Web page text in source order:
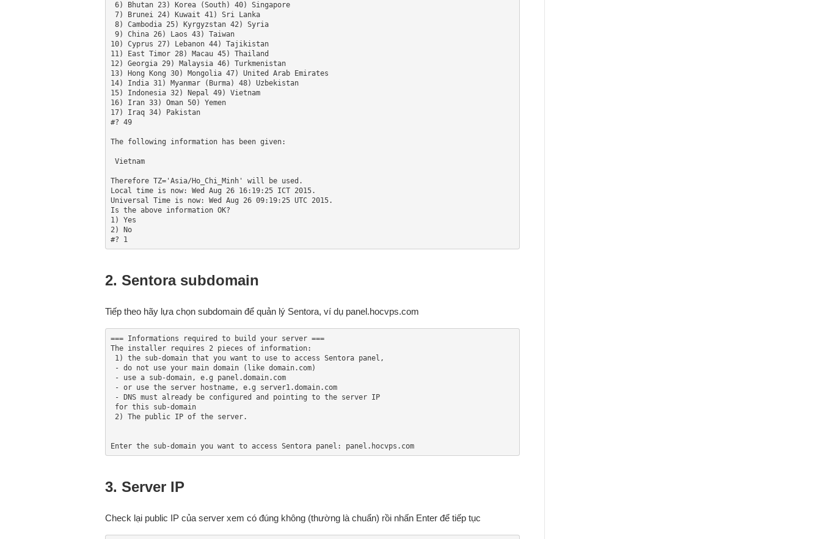
10) Cyprus 27) Lebanon 44) Tajikistan
11) East Timor 28) Macau 45) Thailand
12) Georgia 29) Malaysia 46) Turkmenistan
13) Hong Kong 30) Mongolia 47) United Arab Emirates
14) India 31) Myanmar (Burma) 48) Uzbekistan
15) Indonesia 32) Nepal 49) Vietnam
16) Iran 33) Oman 50) Yemen
17) Iraq 34) Pakistan
#? 49
The following information has been given:
Therefore TZ='Asia/Ho_Chi_Minh' will be used.
Local time is now: Wed Aug 26 16:19:25 ICT 2015.
Universal Time is now: Wed Aug 26 09:19:25 UTC 2015.
Is the above information OK?
1) Yes
2) No
#? 1
2. Sentora subdomain
Tiếp theo hãy lựa chọn subdomain để quản lý Sentora, ví dụ panel.hocvps.com
=== Informations required to build your server ===
The installer requires 2 pieces of information:
Enter the sub-domain you want to access Sentora panel: panel.hocvps.com
3. Server IP
Check lại public IP của server xem có đúng không (thường là chuẩn) rồi nhấn Enter để tiếp tục